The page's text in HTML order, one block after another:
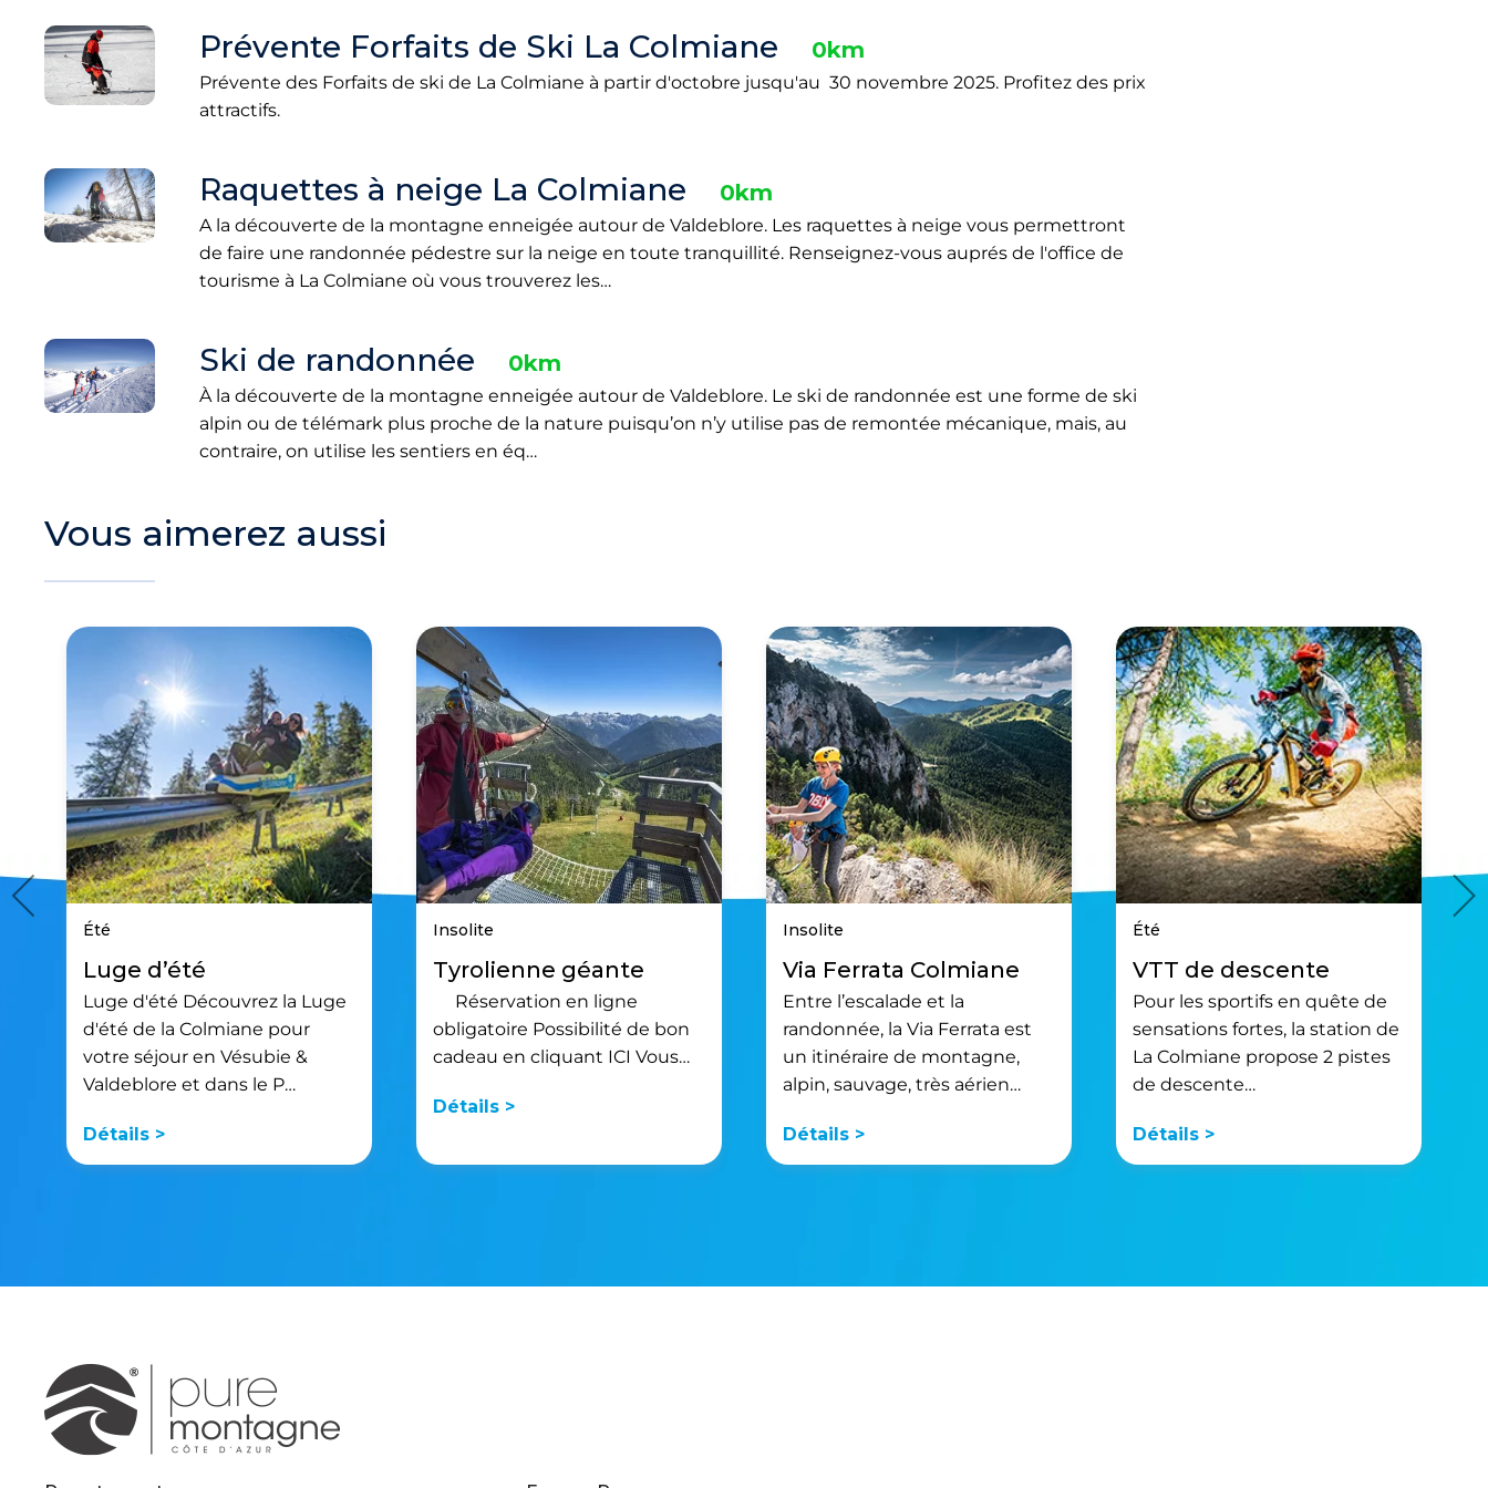
Prévente Forfaits de Ski La Colmiane 0km
Prévente des Forfaits de ski de La Colmiane à partir d'octobre jusqu'au 30 novembre 2025. Profitez des prix
attractifs.
Raquettes à neige La Colmiane 0km
A la découverte de la montagne enneigée autour de Valdeblore. Les raquettes à neige vous permettront
de faire une randonnée pédestre sur la neige en toute tranquillité. Renseignez-vous auprés de l'office de
tourisme à La Colmiane où vous trouverez les…
Ski de randonnée 0km
À la découverte de la montagne enneigée autour de Valdeblore. Le ski de randonnée est une forme de ski
alpin ou de télémark plus proche de la nature puisqu’on n’y utilise pas de remontée mécanique, mais, au
contraire, on utilise les sentiers en éq…
Vous aimerez aussi
Été
Luge d’été
Luge d'été Découvrez la Luge
d'été de la Colmiane pour
votre séjour en Vésubie &
Valdeblore et dans le P…
Détails >
Insolite
Tyrolienne géante
Réservation en ligne
obligatoire Possibilité de bon
cadeau en cliquant ICI Vous…
Détails >
Insolite
Via Ferrata Colmiane
Entre l’escalade et la
randonnée, la Via Ferrata est
un itinéraire de montagne,
alpin, sauvage, très aérien…
Détails >
Été
VTT de descente
Pour les sportifs en quête de
sensations fortes, la station de
La Colmiane propose 2 pistes
de descente…
Détails >